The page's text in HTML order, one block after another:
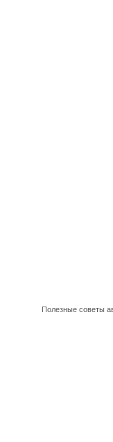
Полезные советы